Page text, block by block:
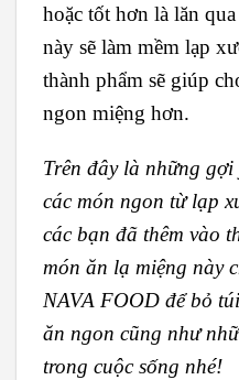
hoặc tốt hơn là lăn
này sẽ làm mềm lạp
thành phẩm sẽ giúp
ngon miệng hơn.
Trên đây là những
các món ngon từ lạp
các bạn đã thêm vào
món ăn lạ miệng này
NAVA FOOD để bỏ
ăn ngon cũng như
trong cuộc sống nhé!